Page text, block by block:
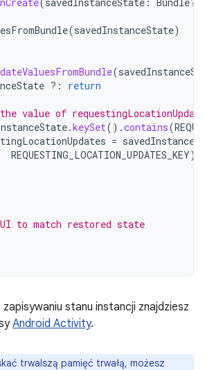
(savedInstanceState)
(
?: return
value of
.keySet().contains(
=
REQUESTING_LOCATION_UPDATES_KEY)
to match restored state
stanu instancji znajdziesz
Android Activity.
trwalszą pamięć trwałą, możesz